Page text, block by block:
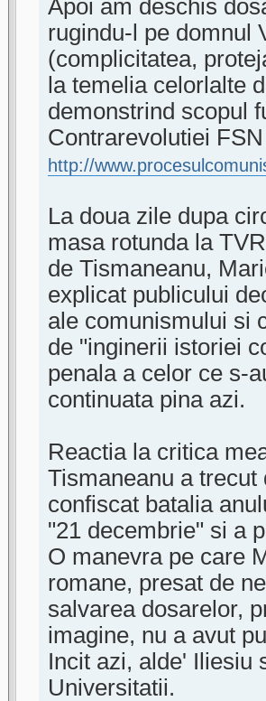
Apoi am deschis
rugindu-l pe domnul
(complicitatea,
la temelia celorlalte
demonstrind scopul
Contrarevolutiei FSN
http://
La doua zile dupa
masa rotunda la
de Tismaneanu,
explicat publicului
ale comunismului si
de "inginerii istoriei
penala a celor ce s-
continuata pina azi.
Reactia la critica
Tismaneanu a
confiscat batalia
"21 decembrie" si a
O manevra pe care
romane, presat de
salvarea dosarelor,
imagine, nu a avut
Incit azi, alde' Iliesiu
Universitatii.